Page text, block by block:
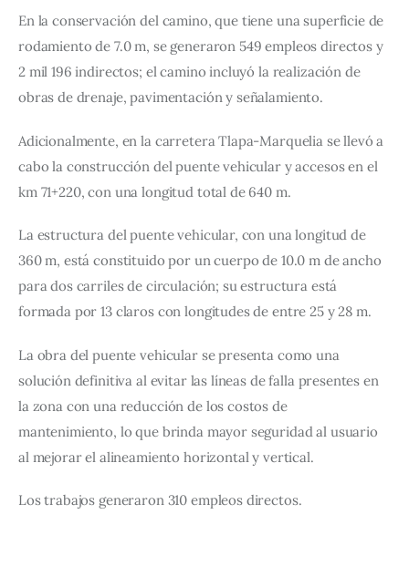
En la conservación del camino, que tiene una superficie de
rodamiento de 7.0 m, se generaron 549 empleos directos y
2 mil 196 indirectos; el camino incluyó la realización de
obras de drenaje, pavimentación y señalamiento.
Adicionalmente, en la carretera Tlapa-Marquelia se llevó a
cabo la construcción del puente vehicular y accesos en el
km 71+220, con una longitud total de 640 m.
La estructura del puente vehicular, con una longitud de
360 m, está constituido por un cuerpo de 10.0 m de ancho
para dos carriles de circulación; su estructura está
formada por 13 claros con longitudes de entre 25 y 28 m.
La obra del puente vehicular se presenta como una
solución definitiva al evitar las líneas de falla presentes en
la zona con una reducción de los costos de
mantenimiento, lo que brinda mayor seguridad al usuario
al mejorar el alineamiento horizontal y vertical.
Los trabajos generaron 310 empleos directos.